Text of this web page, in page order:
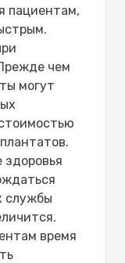
пациентам,
чем
могут
здоровья
службы
время